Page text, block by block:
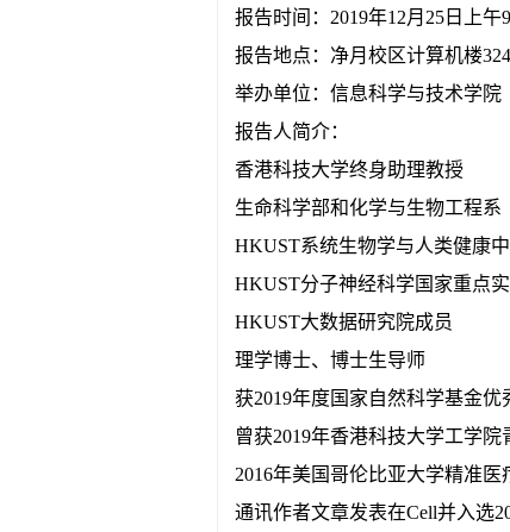
报告时间：2019年12月25日上午
报告地点：净月校区计算机楼
举办单位：信息科学与技术学院
报告人简介：
香港科技大学终身助理教授
生命科学部和化学与生物工程系
HKUST系统生物学与人类健康
HKUST分子神经科学国家重点
HKUST大数据研究院成员
理学博士、博士生导师
获2019年度国家自然科学基金
曾获2019年香港科技大学工学
2016年美国哥伦比亚大学精准
通讯作者文章发表在Cell并入选